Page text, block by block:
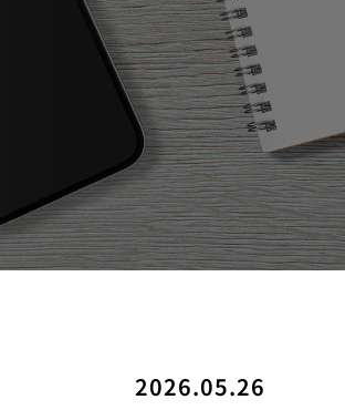
2026.05.26